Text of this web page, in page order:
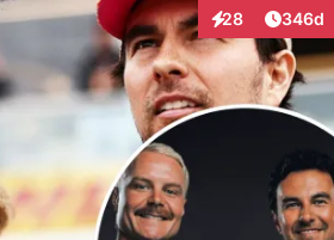
28
Interaktionen
346d